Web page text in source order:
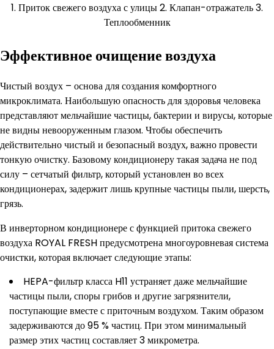
1. Приток свежего воздуха с улицы 2. Клапан-отражатель 3.
Теплообменник
Эффективное очищение воздуха
Чистый воздух – основа для создания комфортного
микроклимата. Наибольшую опасность для здоровья человека
представляют мельчайшие частицы, бактерии и вирусы, которые
не видны невооруженным глазом. Чтобы обеспечить
действительно чистый и безопасный воздух, важно провести
тонкую очистку. Базовому кондиционеру такая задача не под
силу – сетчатый фильтр, который установлен во всех
кондиционерах, задержит лишь крупные частицы пыли, шерсть,
грязь.
В инверторном кондиционере с функцией притока свежего
воздуха ROYAL FRESH предусмотрена многоуровневая система
очистки, которая включает следующие этапы:
HEPA-фильтр класса H11 устраняет даже мельчайшие
частицы пыли, споры грибов и другие загрязнители,
поступающие вместе с приточным воздухом. Таким образом
задерживаются до 95 % частиц. При этом минимальный
размер этих частиц составляет 3 микрометра.